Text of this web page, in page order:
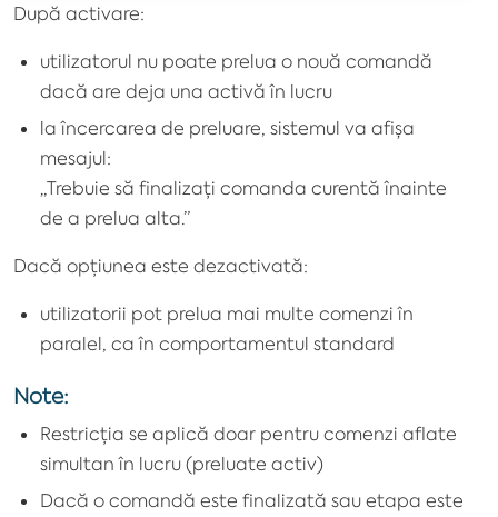
După activare:
utilizatorul nu poate prelua o nouă comandă
dacă are deja una activă în lucru
la încercarea de preluare, sistemul va afișa
mesajul:
„Trebuie să finalizați comanda curentă înainte
de a prelua alta.”
Dacă opțiunea este dezactivată:
utilizatorii pot prelua mai multe comenzi în
paralel, ca în comportamentul standard
Note:
Restricția se aplică doar pentru comenzi aflate
simultan în lucru (preluate activ)
Dacă o comandă este finalizată sau etapa este